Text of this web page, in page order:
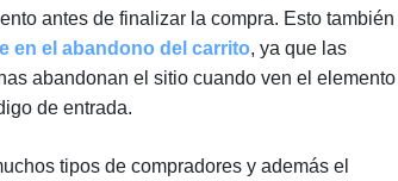
antes de finalizar la compra. Esto también
en el abandono del carrito, ya que las
abandonan el sitio cuando ven el elemento
de entrada.
tipos de compradores y además el